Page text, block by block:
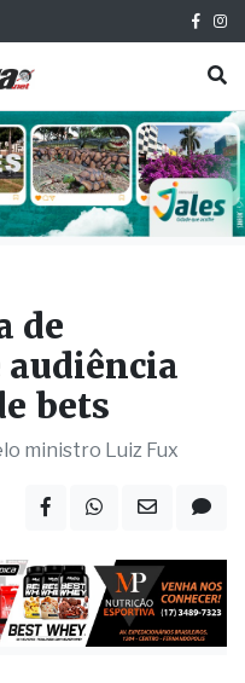
de
bets
ministro Luiz Fux